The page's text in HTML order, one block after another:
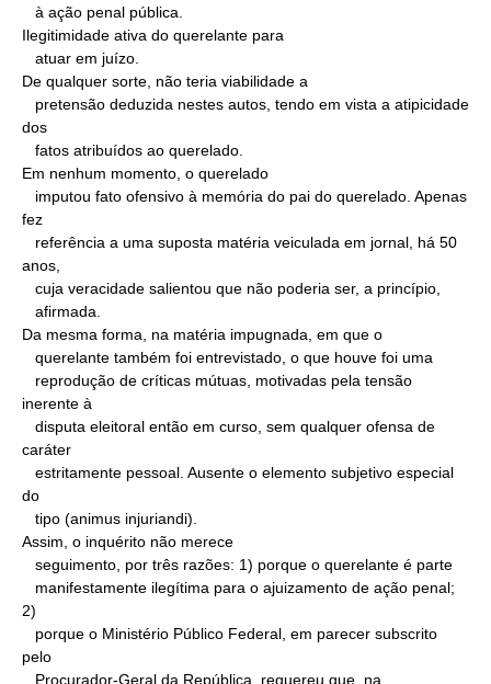
Ilegitimidade ativa do querelante para
De qualquer sorte, não teria viabilidade a
dos
Em nenhum momento, o querelado
fez
anos,
Da mesma forma, na matéria impugnada, em que o
inerente à
caráter
do
Assim, o inquérito não merece
2)
pelo